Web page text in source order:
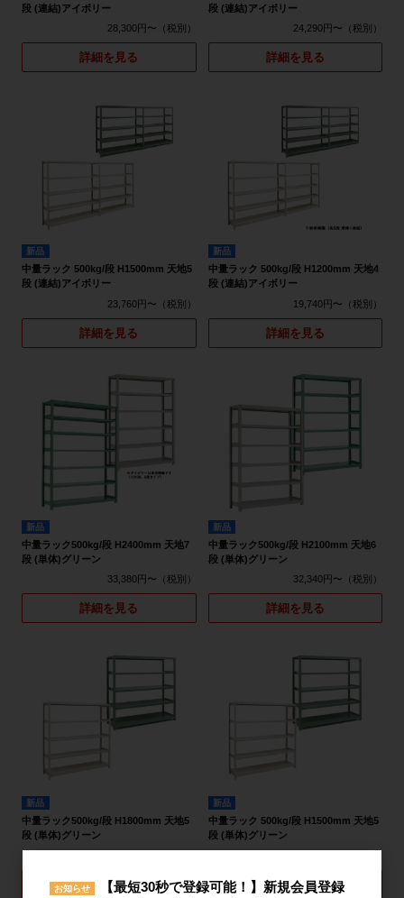
段 (連結)アイボリー
28,300円〜
詳細を見る
段 (連結)アイボリー
24,290円〜
詳細を見る
新品
中量ラック 500kg/段 H1500mm 天地5
段 (連結)アイボリー
23,760円〜
詳細を見る
新品
中量ラック 500kg/段 H1200mm 天地4
段 (連結)アイボリー
19,740円〜
詳細を見る
新品
中量ラック500kg/段 H2400mm 天地7
段 (単体)グリーン
33,380円〜
詳細を見る
新品
中量ラック500kg/段 H2100mm 天地6
段 (単体)グリーン
32,340円〜
詳細を見る
新品
中量ラック500kg/段 H1800mm 天地5
段 (単体)グリーン
詳細を見る
新品
中量ラック 500kg/段 H1500mm 天地5
段 (単体)グリーン
詳細を見る
お知らせ
【最短30秒で登録可能！】新規会員登録